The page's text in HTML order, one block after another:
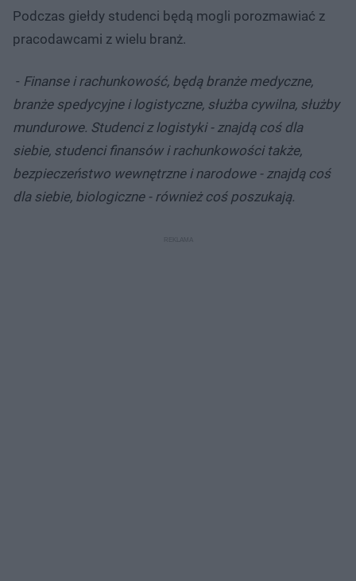
Podczas giełdy studenci będą mogli porozmawiać z
pracodawcami z wielu branż.
- Finanse i rachunkowość, będą branże medyczne,
branże spedycyjne i logistyczne, służba cywilna, służby
mundurowe. Studenci z logistyki - znajdą coś dla
siebie, studenci finansów i rachunkowości także,
bezpieczeństwo wewnętrzne i narodowe - znajdą coś
dla siebie, biologiczne - również coś poszukają.